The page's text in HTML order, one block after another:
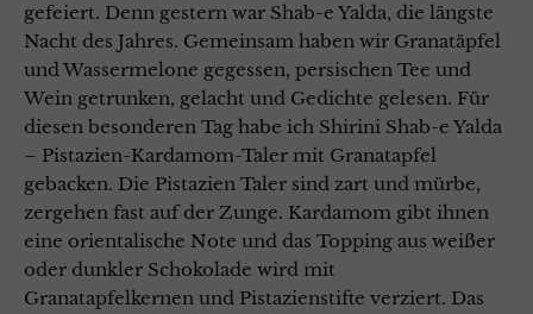
gefeiert. Denn gestern war Shab-e Yalda, die längste
Nacht des Jahres. Gemeinsam haben wir Granatäpfel
und Wassermelone gegessen, persischen Tee und
Wein getrunken, gelacht und Gedichte gelesen. Für
diesen besonderen Tag habe ich Shirini Shab-e Yalda
– Pistazien-Kardamom-Taler mit Granatapfel
gebacken. Die Pistazien Taler sind zart und mürbe,
zergehen fast auf der Zunge. Kardamom gibt ihnen
eine orientalische Note und das Topping aus weißer
oder dunkler Schokolade wird mit
Granatapfelkernen und Pistazienstifte verziert. Das